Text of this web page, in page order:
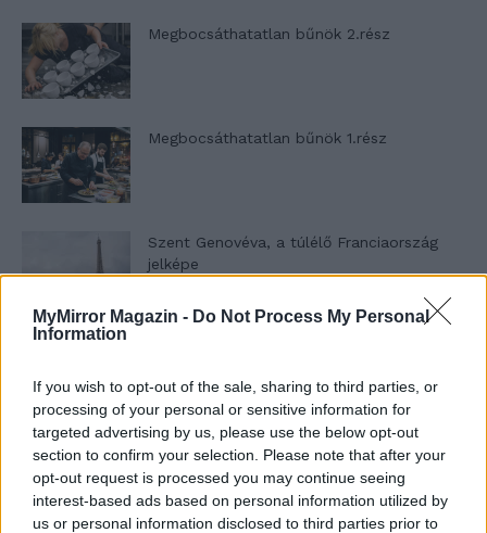
MyMirror Magazin - Do Not Process My Personal
Information
If you wish to opt-out of the sale, sharing to third parties, or
processing of your personal or sensitive information for
targeted advertising by us, please use the below opt-out
section to confirm your selection. Please note that after your
opt-out request is processed you may continue seeing
interest-based ads based on personal information utilized by
us or personal information disclosed to third parties prior to
Megbocsáthatatlan bűnök 2.rész
Megbocsáthatatlan bűnök 1.rész
Szent Genovéva, a túlélő Franciaország
jelképe
Minka 11. rész